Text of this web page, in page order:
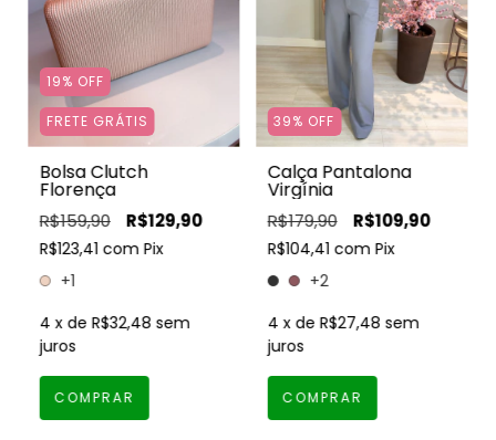
19% OFF
FRETE GRÁTIS
Bolsa Clutch
Florença
R$159,90 R$129,90
R$123,41 com Pix
+1
4 x de R$32,48 sem
juros
COMPRAR
39% OFF
Calça Pantalona
Virgínia
R$179,90 R$109,90
R$104,41 com Pix
+2
4 x de R$27,48 sem
juros
COMPRAR